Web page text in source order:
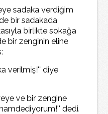
sadaka verdiğim
bir sadakada
birlikte sokağa
bir zenginin eline
verilmiş!'' diye
ve bir zengine
dedi.